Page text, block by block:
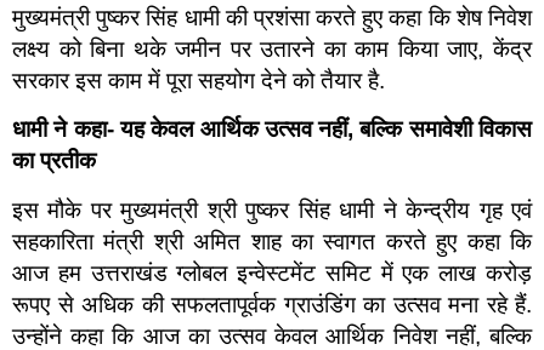
मुख्यमंत्री पुष्कर सिंह धामी की प्रशंसा करते हुए कहा कि शेष निवेश
लक्ष्य को बिना थके जमीन पर उतारने का काम किया जाए, केंद्र
सरकार इस काम में पूरा सहयोग देने को तैयार है.
धामी ने कहा- यह केवल आर्थिक उत्सव नहीं,बल्कि समावेशी विकास
का प्रतीक
इस मौके पर मुख्यमंत्री श्री पुष्कर सिंह धामी ने केन्द्रीय गृह एवं
सहकारिता मंत्री श्री अमित शाह का स्वागत करते हुए कहा कि
आज हम उत्तराखंड ग्लोबल इन्वेस्टमेंट समिट में एक लाख करोड़
रूपए से अधिक की सफलतापूर्वक ग्राउंडिंग का उत्सव मना रहे हैं.
उन्होंने कहा कि आज का उत्सव केवल आर्थिक निवेश नहीं, बल्कि